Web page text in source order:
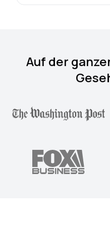
Auf der